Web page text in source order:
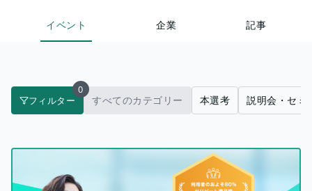
イベント 企業 記事
フィルター
0
すべてのカテゴリー 本選考 説明会・セミ